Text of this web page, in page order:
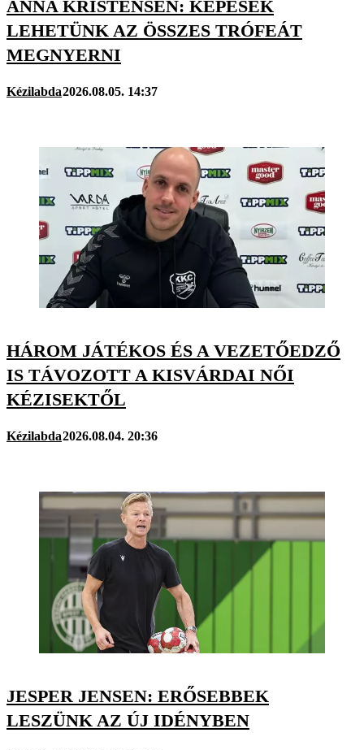
ANNA KRISTENSEN: KÉPESEK
LEHETÜNK AZ ÖSSZES TRÓFEÁT
MEGNYERNI
Kézilabda2026.08.05. 14:37
HÁROM JÁTÉKOS ÉS A VEZETŐEDZŐ
IS TÁVOZOTT A KISVÁRDAI NŐI
KÉZISEKTŐL
Kézilabda2026.08.04. 20:36
JESPER JENSEN: ERŐSEBBEK
LESZÜNK AZ ÚJ IDÉNYBEN